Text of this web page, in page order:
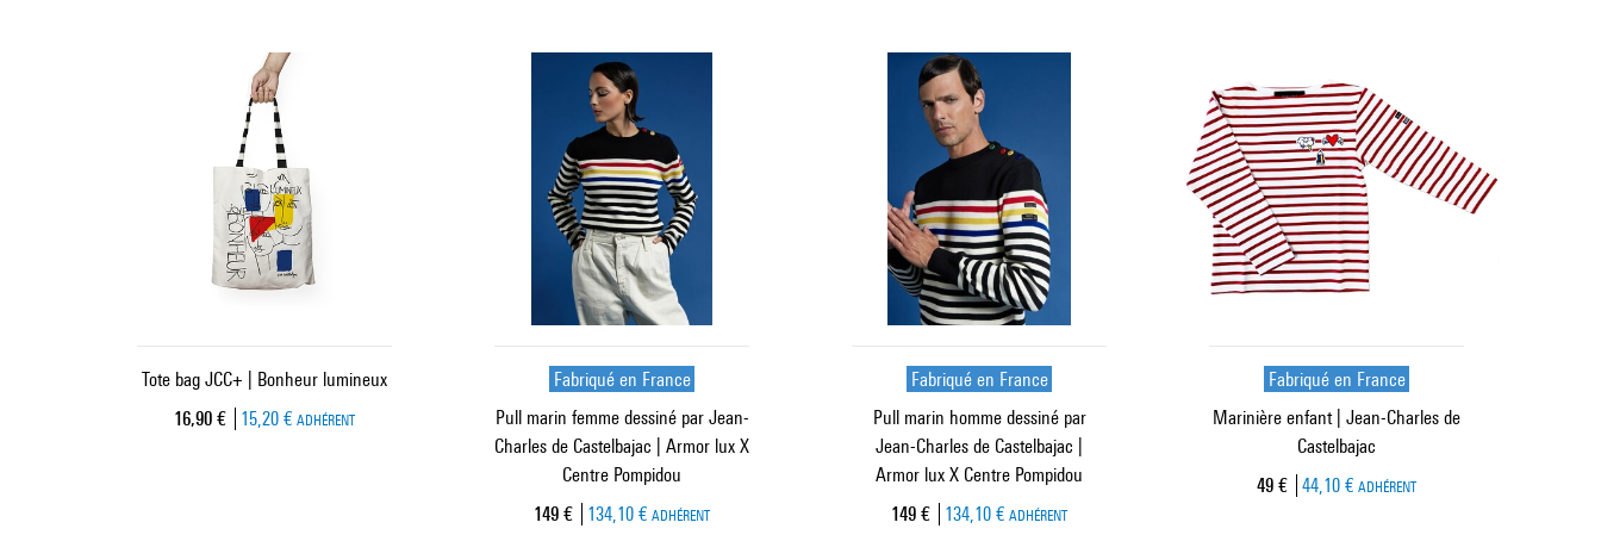
Tote bag JCC+ | Bonheur lumineux
Prix ​​actuel
16,90 € 15,20 € ADHÉRENT
Fabriqué en France
Pull marin femme dessiné par Jean-
Charles de Castelbajac | Armor lux X
Centre Pompidou
Prix ​​actuel
149 € 134,10 € ADHÉRENT
Fabriqué en France
Pull marin homme dessiné par
Jean-Charles de Castelbajac |
Armor lux X Centre Pompidou
Prix ​​actuel
149 € 134,10 € ADHÉRENT
Fabriqué en France
Marinière enfant | Jean-Charles de
Castelbajac
Prix ​​actuel
49 € 44,10 € ADHÉRENT